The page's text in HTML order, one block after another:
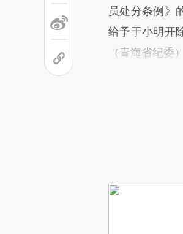
员处分条例》
给予于小明开
（青海省纪委）